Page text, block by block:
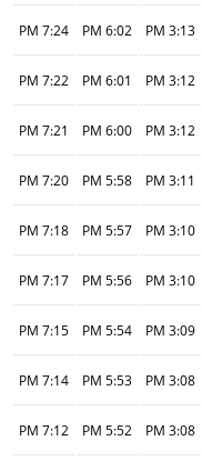
3:13 PM
6:02 PM
7:24 PM
3:12 PM
6:01 PM
7:22 PM
3:12 PM
6:00 PM
7:21 PM
3:11 PM
5:58 PM
7:20 PM
3:10 PM
5:57 PM
7:18 PM
3:10 PM
5:56 PM
7:17 PM
3:09 PM
5:54 PM
7:15 PM
3:08 PM
5:53 PM
7:14 PM
3:08 PM
5:52 PM
7:12 PM